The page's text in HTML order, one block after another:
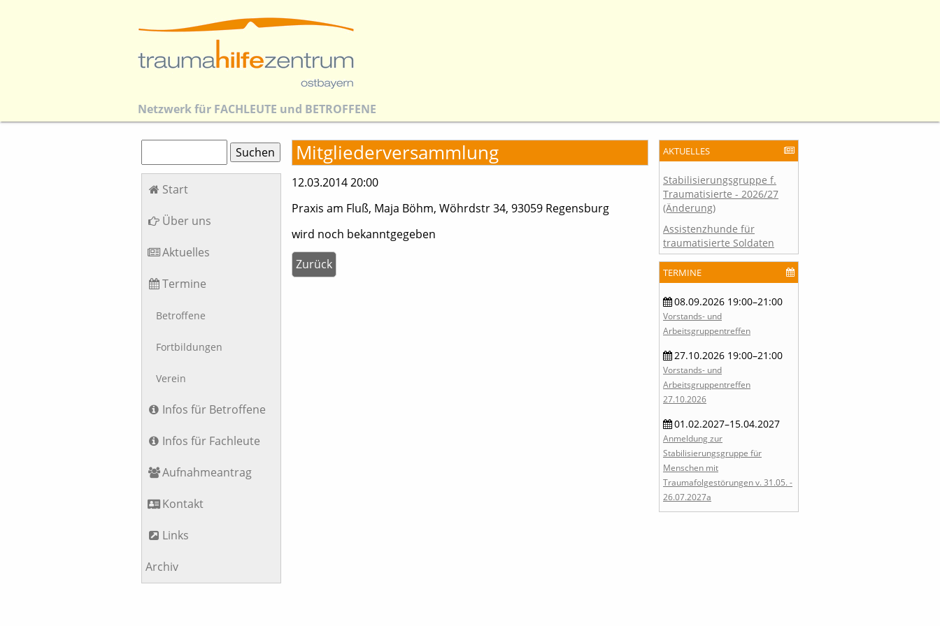
Netzwerk für FACHLEUTE und BETROFFENE
Mitgliederversammlung
12.03.2014 20:00
Praxis am Fluß, Maja Böhm, Wöhrdstr 34, 93059 Regensburg
wird noch bekanntgegeben
Zurück
Suchen
Navigation
Start
Über uns
Aktuelles
Termine
Betroffene
Fortbildungen
Verein
Infos für Betroffene
Infos für Fachleute
Aufnahmeantrag
Kontakt
Links
Archiv
AKTUELLES
Stabilisierungsgruppe f.
Traumatisierte - 2026/27
(Änderung)
Assistenzhunde für
traumatisierte Soldaten
TERMINE
08.09.2026 19:00–21:00
Vorstands- und
Arbeitsgruppentreffen
27.10.2026 19:00–21:00
Vorstands- und
Arbeitsgruppentreffen
27.10.2026
01.02.2027–15.04.2027
Anmeldung zur
Stabilisierungsgruppe für
Menschen mit
Traumafolgestörungen v. 31.05. -
26.07.2027a